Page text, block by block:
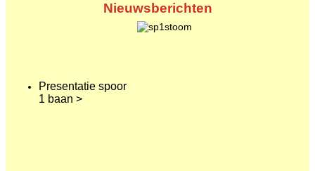
Nieuwsberichten
Presentatie spoor
1 baan >